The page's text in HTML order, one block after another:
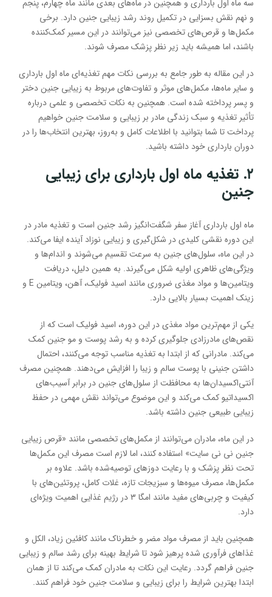
سه ماه اول بارداری و همچنین در ماه‌های بعدی مانند ماه چهارم، پنجم
و نهم نقش بسزایی در تکمیل روند رشد زیبایی جنین دارد. برخی
مکمل‌ها و قرص‌های تخصصی نیز می‌توانند در این مسیر کمک‌کننده
باشند، اما همیشه باید زیر نظر پزشک مصرف شوند.
در این مقاله به طور جامع به بررسی نکات مهم تغذیه‌ای ماه اول بارداری
و سایر ماه‌ها، مکمل‌های موثر و تفاوت‌های مربوط به زیبایی جنین دختر
و پسر پرداخته شده است. همچنین به نکات تخصصی و علمی درباره
تأثیر تغذیه و سبک زندگی مادر بر زیبایی و سلامت جنین خواهیم
پرداخت تا شما بتوانید با اطلاعات کامل و به‌روز، بهترین انتخاب‌ها را در
دوران بارداری خود داشته باشید.
۲. تغذیه ماه اول بارداری برای زیبایی
جنین
ماه اول بارداری آغاز سفر شگفت‌انگیز رشد جنین است و تغذیه مادر در
این دوره نقشی کلیدی در شکل‌گیری و زیبایی نوزاد آینده ایفا می‌کند.
در این ماه، سلول‌های جنین به سرعت تقسیم می‌شوند و اندام‌ها و
ویژگی‌های ظاهری اولیه شکل می‌گیرند. به همین دلیل، دریافت
ویتامین‌ها و مواد مغذی ضروری مانند اسید فولیک، آهن، ویتامین E و
زینک اهمیت بسیار بالایی دارد.
یکی از مهم‌ترین مواد مغذی در این دوره، اسید فولیک است که از
نقص‌های مادرزادی جلوگیری کرده و به رشد پوست و مو جنین کمک
می‌کند. مادرانی که از ابتدا به تغذیه مناسب توجه می‌کنند، احتمال
داشتن جنینی با پوست سالم و زیبا را افزایش می‌دهند. همچنین مصرف
آنتی‌اکسیدان‌ها به محافظت از سلول‌های جنین در برابر آسیب‌های
اکسیداتیو کمک می‌کند و این موضوع می‌تواند نقش مهمی در حفظ
زیبایی طبیعی جنین داشته باشد.
در این ماه، مادران می‌توانند از مکمل‌های تخصصی مانند «قرص زیبایی
جنین نی نی سایت» استفاده کنند، اما لازم است مصرف این مکمل‌ها
تحت نظر پزشک و با رعایت دوزهای توصیه‌شده باشد. علاوه بر
مکمل‌ها، مصرف میوه‌ها و سبزیجات تازه، غلات کامل، پروتئین‌های با
کیفیت و چربی‌های مفید مانند امگا ۳ در رژیم غذایی اهمیت ویژه‌ای
دارد.
همچنین باید از مصرف مواد مضر و خطرناک مانند کافئین زیاد، الکل و
غذاهای فرآوری شده پرهیز شود تا شرایط بهینه برای رشد سالم و زیبایی
جنین فراهم گردد. رعایت این نکات به مادران کمک می‌کند تا از همان
ابتدا بهترین شرایط را برای زیبایی و سلامت جنین خود فراهم کنند.